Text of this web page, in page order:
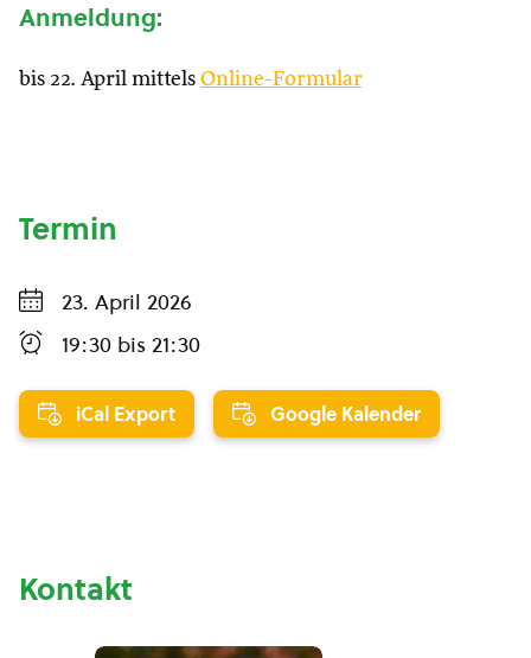
Anmeldung:
bis 22. April mittels Online-Formular
Termin
23. April 2026
19:30 bis 21:30
iCal Export Google Kalender
Kontakt